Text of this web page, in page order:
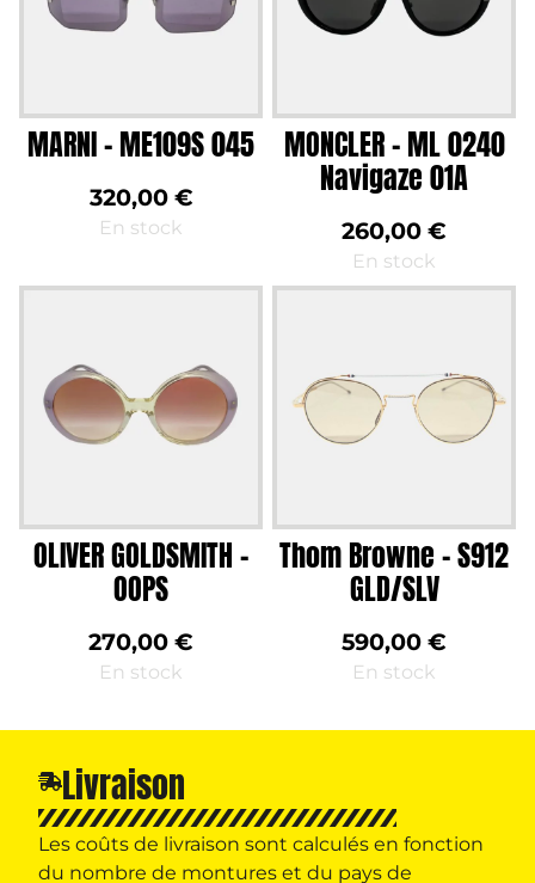
En stock
MARNI – ME109S 045
320,00 €
En stock
MONCLER – ML 0240
Navigaze 01A
260,00 €
En stock
OLIVER GOLDSMITH –
OOPS
270,00 €
En stock
Thom Browne – S912
GLD/SLV
590,00 €
Livraison
Les coûts de livraison sont calculés en fonction
du nombre de montures et du pays de